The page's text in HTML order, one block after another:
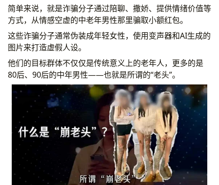
简单来说，就是诈骗分子通过陪聊、撒娇、提供情绪价值等
方式，从情感空虚的中老年男性那里骗取小额红包。
这些诈骗分子通常伪装成年轻女性，使用变声器和AI生成的
图片来打造虚假人设。
他们的目标群体不仅仅是传统意义上的老年人，更多的是
80后、90后的中年男性——也就是所谓的“老头”。